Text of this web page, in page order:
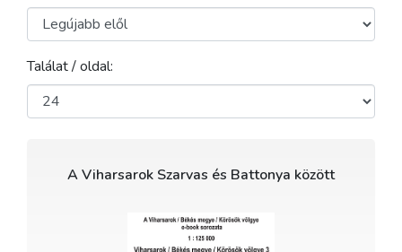
Találat / oldal:
A Viharsarok Szarvas és Battonya között